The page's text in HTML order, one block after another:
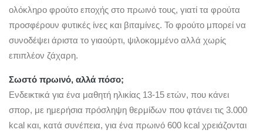
ολόκληρο φρούτο εποχής στο πρωινό τους, γιατί τα φρούτα
προσφέρουν φυτικές ίνες και βιταμίνες. Το φρούτο μπορεί να
συνοδέψει άριστα το γιαούρτι, ψιλοκομμένο αλλά χωρίς
επιπλέον ζάχαρη.
Σωστό πρωινό, αλλά πόσο;
Ενδεικτικά για ένα μαθητή ηλικίας 13-15 ετών, που κάνει
σπορ, με ημερήσια πρόσληψη θερμίδων που φτάνει τις 3.000
kcal και, κατά συνέπεια, για ένα πρωινό 600 kcal χρειάζονται